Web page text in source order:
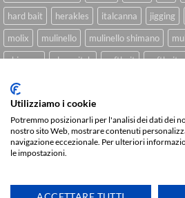
hard bait
herakles italcanna jigging
molix
mulinello mulinello shimano
shimano
slow pitch softbait softbait
spinning inshore
Sviluppato daWe
CHI SIAMO BLOG FAQ
Utilizziamo i cookie
Potremmo posizionarli per l'analisi dei dati dei
nostro sito Web, mostrare contenuti
navigazione eccezionale. Per ulteriori
le impostazioni.